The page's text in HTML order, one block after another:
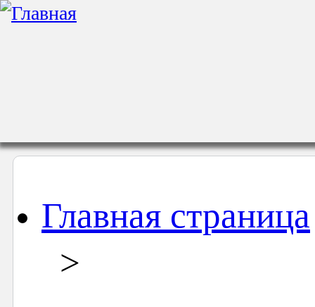
Главная страница
>